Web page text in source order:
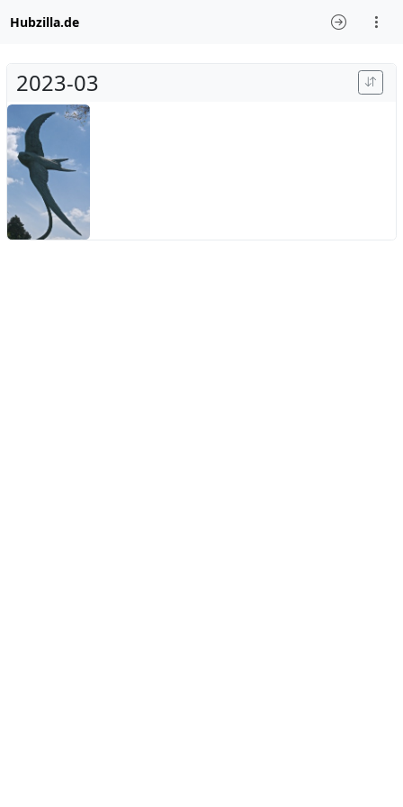
Hubzilla.de
2023-03